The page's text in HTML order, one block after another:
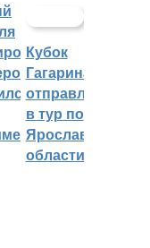
Кубок
Гагарина
отправляется
в тур по
Ярославской
области